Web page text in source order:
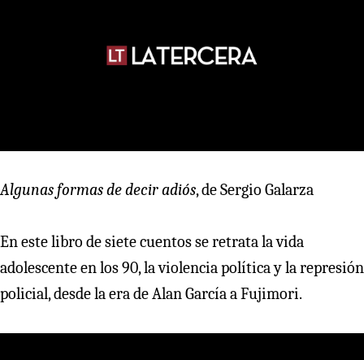
Algunas formas de decir adiós, de Sergio Galarza
En este libro de siete cuentos se retrata la vida
adolescente en los 90, la violencia política y la represión
policial, desde la era de Alan García a Fujimori.